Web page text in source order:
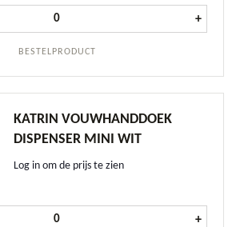
BESTELPRODUCT
Katrin Zeepdispenser 1.000 ml
+
KATRIN VOUWHANDDOEK
DISPENSER MINI WIT
Log in om de prijs te zien
Katrin Vouwhanddoek Dispenser
+